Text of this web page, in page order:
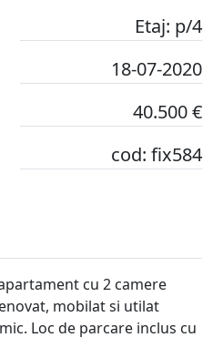
Etaj: p/4
18-07-2020
40.500 €
cod: fix584
cu 2 camere
mobilat si utilat
Loc de parcare inclus cu